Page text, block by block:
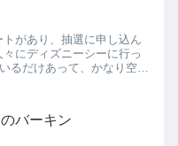
があり、抽選に申し込ん
にディズニーシーに行っ
バーキン